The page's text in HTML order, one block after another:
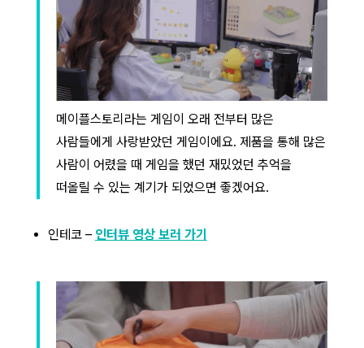
메이플스토리라는 게임이 오래 전부터 많은
사람들에게 사랑받았던 게임이에요. 제품을 통해 많은
사람이 어렸을 때 게임을 했던 재밌었던 추억을
떠올릴 수 있는 계기가 되었으면 좋겠어요.
인테코 – 인터뷰 영상 보러 가기